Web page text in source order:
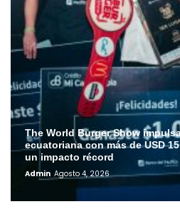
The World Burger Show
ecuatoriana con más de USD
un impacto récord
Admin Agosto 4, 2026